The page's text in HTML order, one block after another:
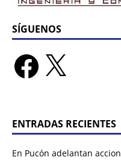
SÍGUENOS
ENTRADAS RECIENTES
En Pucón adelantan